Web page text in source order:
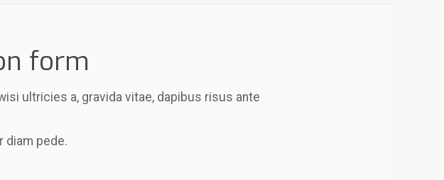
form
ultricies a, gravida vitae, dapibus risus ante
diam pede.